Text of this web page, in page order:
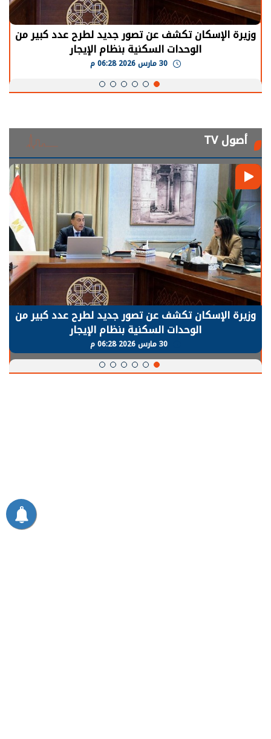
وزيرة الإسكان تكشف عن تصور جديد لطرح عدد كبير من
الوحدات السكنية بنظام الإيجار
أصول TV
وزيرة الإسكان تكشف عن تصور جديد لطرح عدد كبير من
الوحدات السكنية بنظام الإيجار